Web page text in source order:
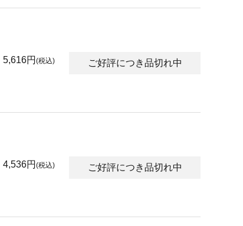
5,616円 (税込) ご好評につき品切れ中
4,536円 (税込) ご好評につき品切れ中